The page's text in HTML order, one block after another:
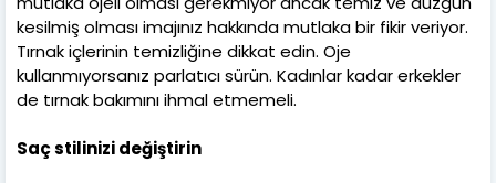
kesilmiş olması imajınız hakkında mutlaka bir fikir veriyor.
Tırnak içlerinin temizliğine dikkat edin. Oje
kullanmıyorsanız parlatıcı sürün. Kadınlar kadar erkekler
de tırnak bakımını ihmal etmemeli.
Saç stilinizi değiştirin